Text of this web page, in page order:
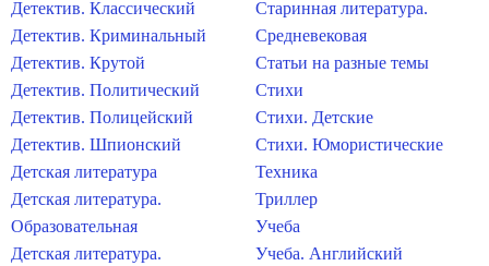
Детектив. Классический
Детектив. Криминальный
Детектив. Крутой
Детектив. Политический
Детектив. Полицейский
Детектив. Шпионский
Детская литература
Детская литература.
Образовательная
Детская литература.
Старинная литература.
Средневековая
Статьи на разные темы
Стихи
Стихи. Детские
Стихи. Юмористические
Техника
Триллер
Учеба
Учеба. Английский